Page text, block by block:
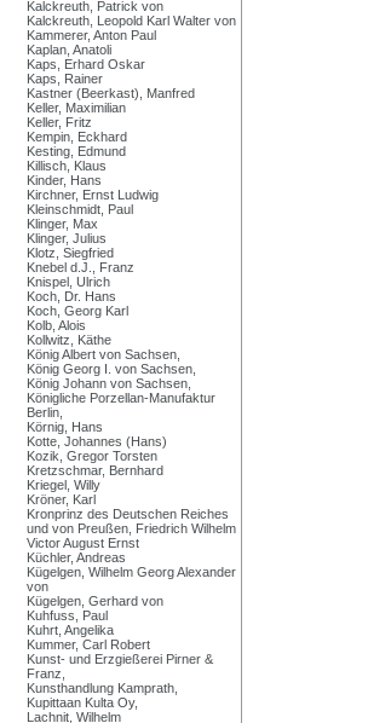
Kalckreuth, Patrick von
Kalckreuth, Leopold Karl Walter von
Kammerer, Anton Paul
Kaplan, Anatoli
Kaps, Erhard Oskar
Kaps, Rainer
Kastner (Beerkast), Manfred
Keller, Maximilian
Keller, Fritz
Kempin, Eckhard
Kesting, Edmund
Killisch, Klaus
Kinder, Hans
Kirchner, Ernst Ludwig
Kleinschmidt, Paul
Klinger, Max
Klinger, Julius
Klotz, Siegfried
Knebel d.J., Franz
Knispel, Ulrich
Koch, Dr. Hans
Koch, Georg Karl
Kolb, Alois
Kollwitz, Käthe
König Albert von Sachsen,
König Georg I. von Sachsen,
König Johann von Sachsen,
Königliche Porzellan-Manufaktur
Berlin,
Körnig, Hans
Kotte, Johannes (Hans)
Kozik, Gregor Torsten
Kretzschmar, Bernhard
Kriegel, Willy
Kröner, Karl
Kronprinz des Deutschen Reiches
und von Preußen, Friedrich Wilhelm
Victor August Ernst
Küchler, Andreas
Kügelgen, Wilhelm Georg Alexander
von
Kügelgen, Gerhard von
Kuhfuss, Paul
Kuhrt, Angelika
Kummer, Carl Robert
Kunst- und Erzgießerei Pirner &
Franz,
Kunsthandlung Kamprath,
Kupittaan Kulta Oy,
Lachnit, Wilhelm